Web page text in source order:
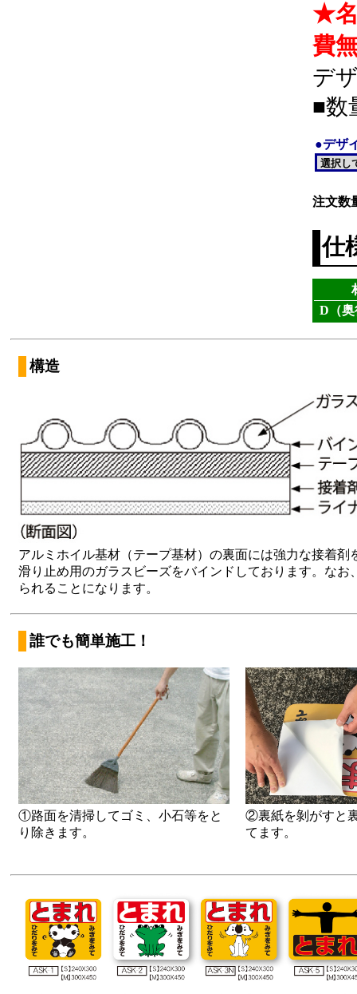
★名
費
デ
■数
●デザ
注文数
仕
D（
構造
アルミホイル基材（テープ基材）の裏面には強力な接着剤
滑り止め用のガラスビーズをバインドしております。なお
られることになります。
誰でも簡単施工！
①路面を清掃してゴミ、小石等をと
り除きます。
②裏紙を剝がすと
てます。